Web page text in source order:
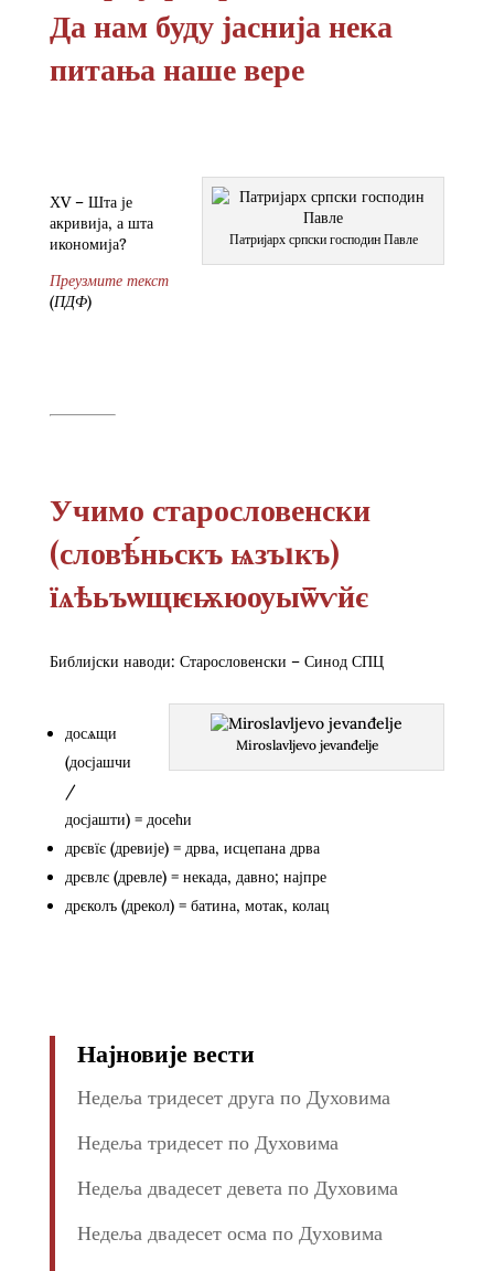
Да нам буду јаснија нека
питања наше вере
Патријарх српски господин Павле
ХV – Шта је
акривија, а шта
икономија?
Преузмите текст
(ПДФ)
Учимо старословенски
(словѣ́ньскъ ѩзъıкъ)
їѧѣьъѡщѥѭюѹыѿѵйє
Библијски наводи: Старословенски – Синод СПЦ
Miroslavljevo jevanđelje
досѧщи
(досјашчи
/
досјашти) = досећи
дрєвїє (древије) = дрва, исцепана дрва
дрєвлє (древле) = некада, давно; најпре
дрєколъ (дрекол) = батина, мотак, колац
Најновије вести
Недеља тридесет друга по Духовима
Недеља тридесет по Духовима
Недеља двадесет девета по Духовима
Недеља двадесет осма по Духовима